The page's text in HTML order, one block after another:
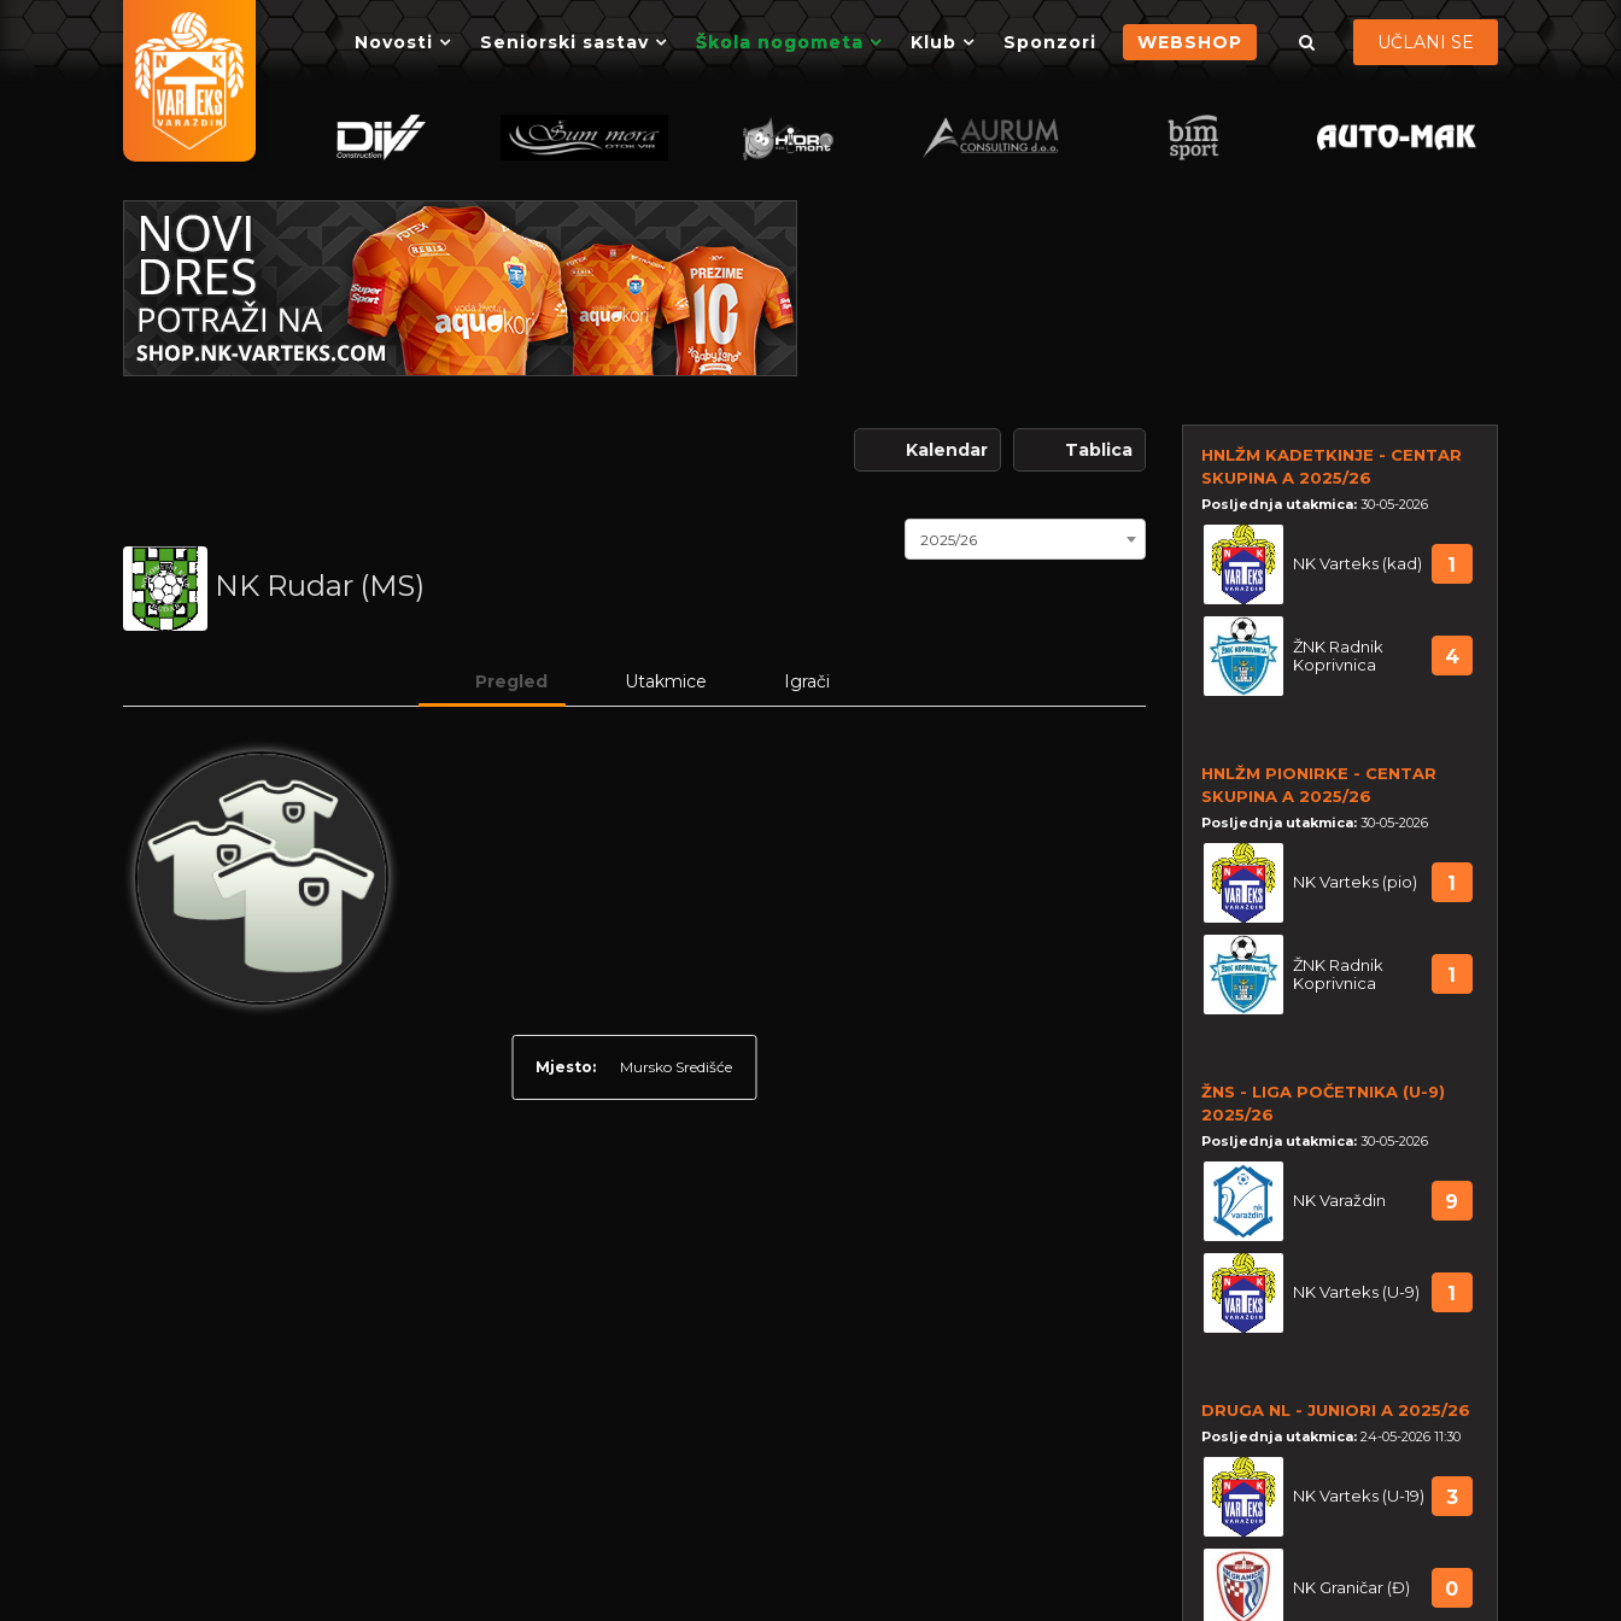
Novosti Seniorski sastav Škola nogometa Klub Sponzori WEBSHOP UČLANI SE
Kalendar Tablica
2025/26
NK Rudar (MS)
Pregled Utakmice Igrači
Mjesto: Mursko Središće
HNLŽM KADETKINJE - CENTAR
SKUPINA A 2025/26
Posljednja utakmica: 30-05-2026
NK Varteks (kad) 1
ŽNK Radnik
Koprivnica
4
HNLŽM PIONIRKE - CENTAR
SKUPINA A 2025/26
Posljednja utakmica: 30-05-2026
NK Varteks (pio) 1
ŽNK Radnik
Koprivnica
1
ŽNS - LIGA POČETNIKA (U-9)
2025/26
Posljednja utakmica: 30-05-2026
NK Varaždin 9
NK Varteks (U-9) 1
DRUGA NL - JUNIORI A 2025/26
Posljednja utakmica: 24-05-2026 11:30
NK Varteks (U-19) 3
NK Graničar (Đ) 0